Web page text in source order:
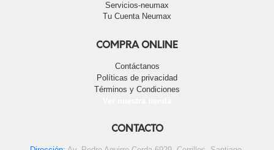
Servicios-neumax
Tu Cuenta Neumax
COMPRA ONLINE
Contáctanos
Políticas de privacidad
Términos y Condiciones
CONTACTO